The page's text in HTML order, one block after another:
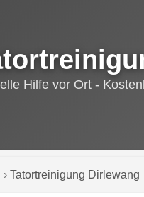
Hilfe vor Ort -
› Tatortreinigung Dirlewang